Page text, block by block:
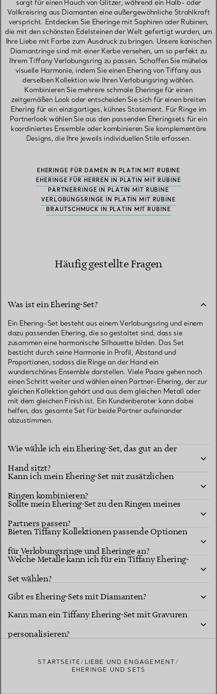
sorgt für einen Hauch von Glitzer, während ein Halb- oder
Vollkreisring aus Diamanten eine außergewöhnliche Strahlkraft
verspricht. Entdecken Sie Eheringe mit Saphiren oder Rubinen,
die mit den schönsten Edelsteinen der Welt gefertigt wurden, um
Ihre Liebe mit Farbe zum Ausdruck zu bringen. Unsere konischen
Diamantringe sind mit einer Kerbe versehen, um so perfekt zu
Ihrem Tiffany Verlobungsring zu passen. Schaffen Sie mühelos
visuelle Harmonie, indem Sie einen Ehering von Tiffany aus
derselben Kollektion wie Ihren Verlobungsring wählen.
Kombinieren Sie mehrere schmale Eheringe für einen
zeitgemäßen Look oder entscheiden Sie sich für einen breiten
Ehering für ein einzigartiges, kühnes Statement. Für Ringe im
Partnerlook wählen Sie aus den passenden Eheringsets für ein
koordiniertes Ensemble oder kombinieren Sie komplementäre
Designs, die Ihre jeweils individuellen Stile erfassen.
EHERINGE FÜR DAMEN IN PLATIN MIT RUBINE
EHERINGE FÜR HERREN IN PLATIN MIT RUBINE
PARTNERRINGE IN PLATIN MIT RUBINE
VERLOBUNGSRINGE IN PLATIN MIT RUBINE
BRAUTSCHMUCK IN PLATIN MIT RUBINE
Häufig gestellte Fragen
Was ist ein Ehering-Set?
Ein Ehering-Set besteht aus einem Verlobungsring und einem
dazu passenden Ehering, die so gestaltet sind, dass sie
zusammen eine harmonische Silhouette bilden. Das Set
besticht durch seine Harmonie in Profil, Abstand und
Proportionen, sodass die Ringe an der Hand ein
wunderschönes Ensemble darstellen. Viele Paare gehen noch
einen Schritt weiter und wählen einen Partner-Ehering, der zur
gleichen Kollektion gehört und aus dem gleichen Metall oder
mit dem gleichen Finish ist. Ein Kundenberater kann dabei
helfen, das gesamte Set für beide Partner aufeinander
abzustimmen.
Wie wähle ich ein Ehering-Set, das gut an der
Hand sitzt?
Kann ich mein Ehering-Set mit zusätzlichen
Ringen kombinieren?
Sollte mein Ehering-Set zu den Ringen meines
Partners passen?
Bieten Tiffany Kollektionen passende Optionen
für Verlobungsringe und Eheringe an?
Welche Metalle kann ich für ein Tiffany Ehering-
Set wählen?
Gibt es Ehering-Sets mit Diamanten?
Kann man ein Tiffany Ehering-Set mit Gravuren
personalisieren?
STARTSEITE
LIEBE UND ENGAGEMENT
EHERINGE UND SETS